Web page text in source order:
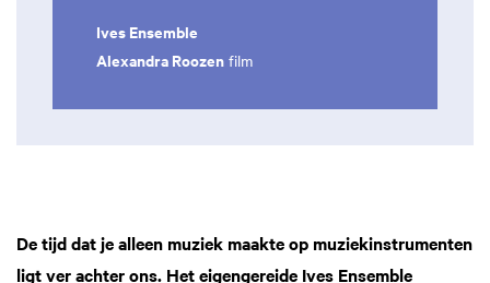
Ives Ensemble
Alexandra Roozen film
De tijd dat je alleen muziek maakte op muziekinstrumenten
ligt ver achter ons. Het eigengereide Ives Ensemble